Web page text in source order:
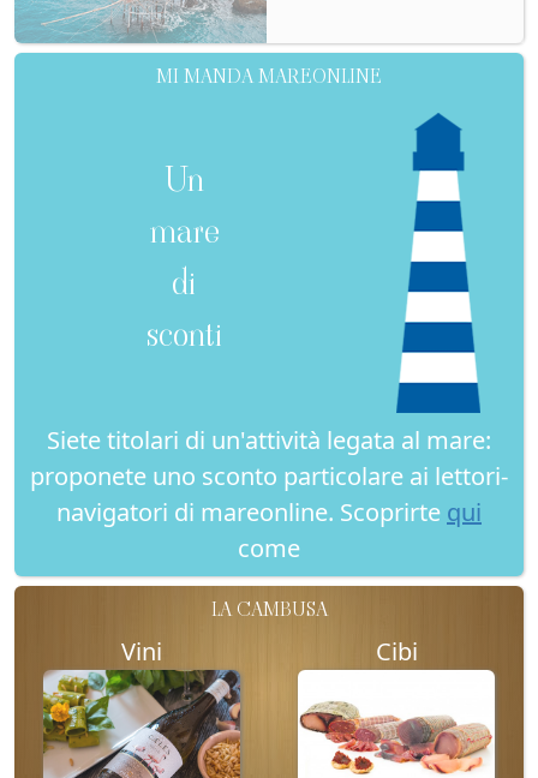
MI MANDA MAREONLINE
Un
mare
di
sconti
Siete titolari di un'attività legata al mare:
proponete uno sconto particolare ai lettori-
navigatori di mareonline. Scoprirte qui
come
LA CAMBUSA
Vini Cibi